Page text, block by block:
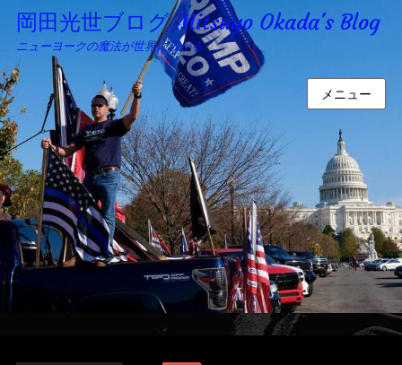
岡田光世ブログ Mitsuyo Okada's Blog
ニューヨークの魔法が世界に広がる
メニュー